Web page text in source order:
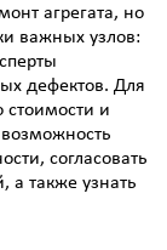
агрегата, но
важных узлов:
дефектов. Для
стоимости и
согласовать
также узнать